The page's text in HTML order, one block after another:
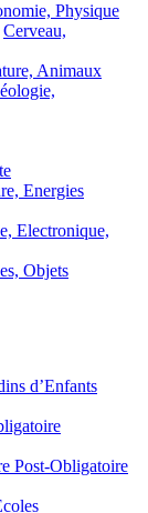
Physique
Cerveau,
Animaux
Energies
Electronique,
Objets
d’Enfants
Post-Obligatoire